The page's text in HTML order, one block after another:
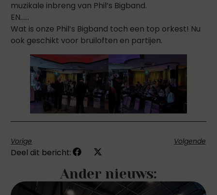
muzikale inbreng van Phil’s Bigband.
EN……
Wat is onze Phil’s Bigband toch een top orkest! Nu
ook geschikt voor bruiloften en partijen.
Vorige Volgende
Deel dit bericht:
Ander nieuws: